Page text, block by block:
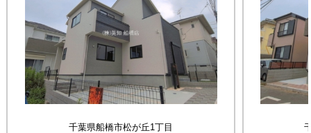
千葉県船橋市松が丘1丁目